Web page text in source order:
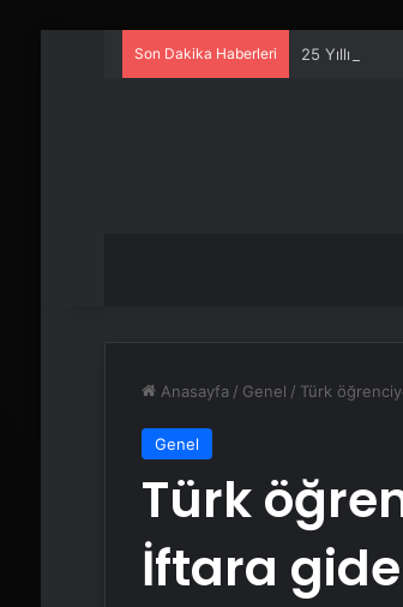
Son Dakika Haberleri 25 Yıllık
Anasayfa / Genel / Türk
Genel
Türk
İftara